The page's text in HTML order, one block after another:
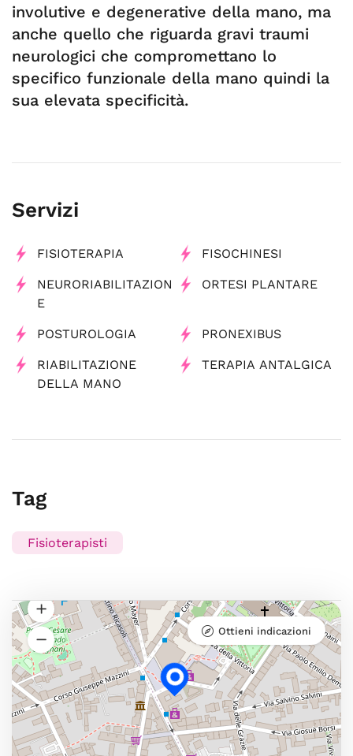
involutive e degenerative della mano, ma
anche quello che riguarda gravi traumi
neurologici che compromettano lo
specifico funzionale della mano quindi la
sua elevata specificità.
Servizi
FISIOTERAPIA FISOCHINESI
NEURORIABILITAZION
E
ORTESI PLANTARE
POSTUROLOGIA PRONEXIBUS
RIABILITAZIONE
DELLA MANO
TERAPIA ANTALGICA
Tag
Fisioterapisti
Ottieni indicazioni